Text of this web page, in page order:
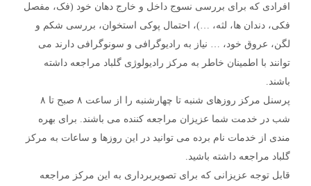
افرادی که برای بررسی نسوج داخل و خارج دهان خود (فک، مفصل
فکی، دندان ها، لثه، …)، احتمال پوکی استخوان، بررسی شکم و
لگن، عروق خود، … نیاز به رادیوگرافی و سونوگرافی دارند می
توانند با اطمینان خاطر به مرکز رادیولوژی گلباد مراجعه داشته
باشند.
پرسنل مرکز روزهای شنبه تا چهارشنبه را از ساعت ۸ صبح تا ۸
شب در خدمت شما عزیزان مراجعه کننده می باشند. برای بهره
مندی از خدمات نام برده می توانید در این روزها و ساعات به مرکز
گلباد مراجعه داشته باشید.
قابل توجه عزیزانی که برای تصویربرداری به این مرکز مراجعه